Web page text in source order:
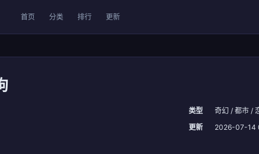
首页 分类 排行 更新
类型
奇幻 / 都市 /
更新 2026-07-14